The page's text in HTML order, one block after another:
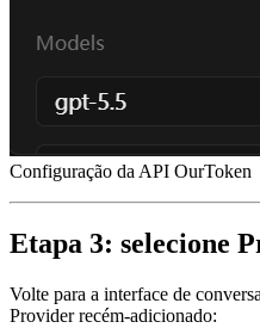
Configuração da API OurToken
Etapa 3: selecione
Volte para a interface de
Provider recém-adicionado: